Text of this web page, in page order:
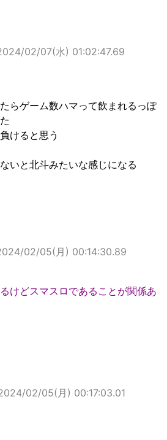
02/07(水) 01:02:47.69
らゲーム数ハマって飲まれるっぽ
けると思う
いと北斗みたいな感じになる
02/05(月) 00:14:30.89
けどスマスロであることが関係あ
02/05(月) 00:17:03.01